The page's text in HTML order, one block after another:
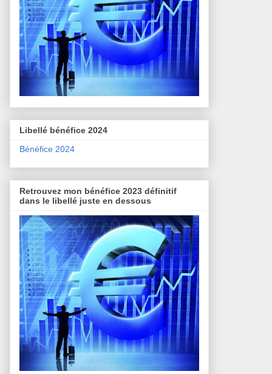
Libellé bénéfice 2024
Bénéfice 2024
Retrouvez mon bénéfice 2023 définitif
dans le libellé juste en dessous